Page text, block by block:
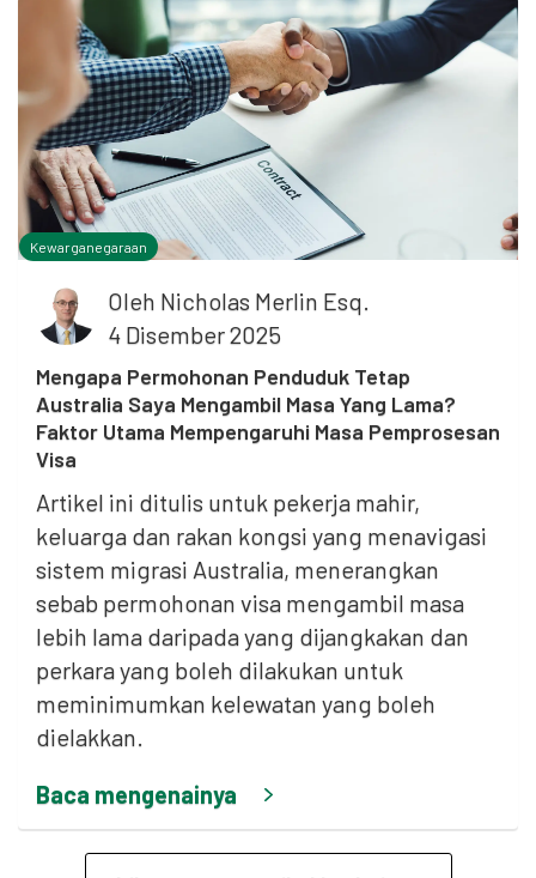
Kewarganegaraan
Oleh Nicholas Merlin Esq.
4 Disember 2025
Mengapa Permohonan Penduduk Tetap
Australia Saya Mengambil Masa Yang Lama?
Faktor Utama Mempengaruhi Masa Pemprosesan
Visa
Artikel ini ditulis untuk pekerja mahir,
keluarga dan rakan kongsi yang menavigasi
sistem migrasi Australia, menerangkan
sebab permohonan visa mengambil masa
lebih lama daripada yang dijangkakan dan
perkara yang boleh dilakukan untuk
meminimumkan kelewatan yang boleh
dielakkan.
Baca mengenainya